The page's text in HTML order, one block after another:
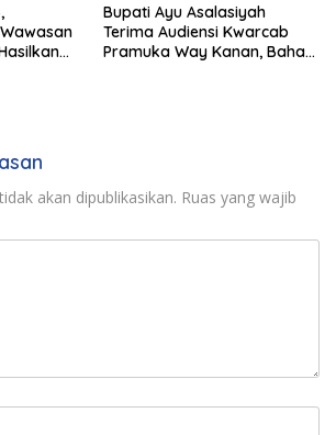
Bupati Ayu Asalasiyah
Terima Audiensi Kwarcab
Pramuka Way Kanan, Bahas
akan dipublikasikan. Ruas yang wajib